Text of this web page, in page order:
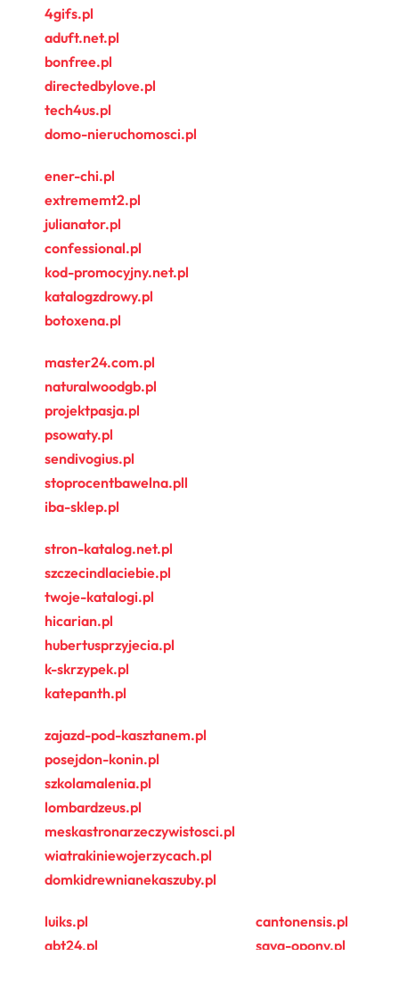
4gifs.pl
aduft.net.pl
bonfree.pl
directedbylove.pl
tech4us.pl
domo-nieruchomosci.pl
ener-chi.pl
extrememt2.pl
julianator.pl
confessional.pl
kod-promocyjny.net.pl
katalogzdrowy.pl
botoxena.pl
master24.com.pl
naturalwoodgb.pl
projektpasja.pl
psowaty.pl
sendivogius.pl
stoprocentbawelna.pll
iba-sklep.pl
stron-katalog.net.pl
szczecindlaciebie.pl
twoje-katalogi.pl
hicarian.pl
hubertusprzyjecia.pl
k-skrzypek.pl
katepanth.pl
zajazd-pod-kasztanem.pl
posejdon-konin.pl
szkolamalenia.pl
lombardzeus.pl
meskastronarzeczywistosci.pl
wiatrakiniewojerzycach.pl
domkidrewnianekaszuby.pl
luiks.pl
abt24.pl
cantonensis.pl
sava-opony.pl